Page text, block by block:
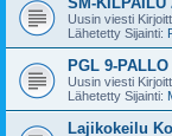
Uusin viesti
Lähetetty Sijainti:
PGL 9-PALLO
Uusin viesti
Lähetetty Sijainti:
Lajikokeilu